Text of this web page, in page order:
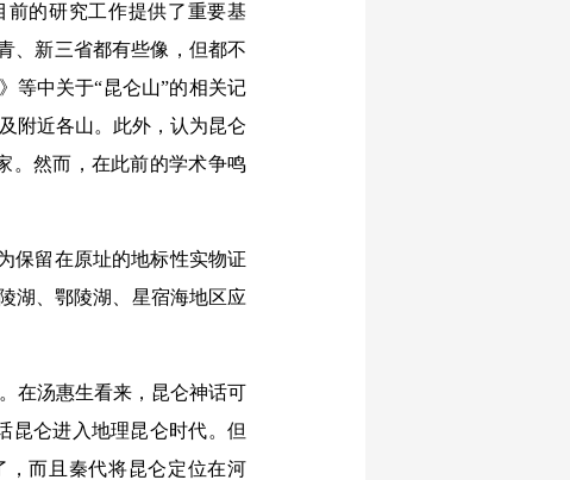
的研究工作提供了重要基
、新三省都有些像，但都不
等中关于“昆仑山”的相关记
附近各山。此外，认为昆仑
。然而，在此前的学术争鸣
留在原址的地标性实物证
湖、鄂陵湖、星宿海地区应
在汤惠生看来，昆仑神话可
昆仑进入地理昆仑时代。但
而且秦代将昆仑定位在河